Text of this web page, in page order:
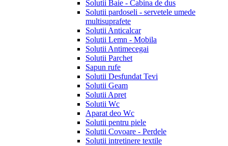
Solutii Baie - Cabina de dus
Solutii pardoseli - servetele umede
multisuprafete
Solutii Anticalcar
Solutii Lemn - Mobila
Solutii Antimecegai
Solutii Parchet
Sapun rufe
Solutii Desfundat Tevi
Solutii Geam
Solutii Apret
Solutii Wc
Aparat deo Wc
Solutii pentru piele
Solutii Covoare - Perdele
Solutii intretinere textile